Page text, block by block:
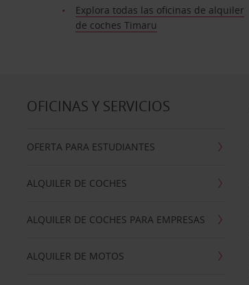
Explora todas las oficinas de alquiler
de coches Timaru
OFICINAS Y SERVICIOS
OFERTA PARA ESTUDIANTES
ALQUILER DE COCHES
ALQUILER DE COCHES PARA EMPRESAS
ALQUILER DE MOTOS